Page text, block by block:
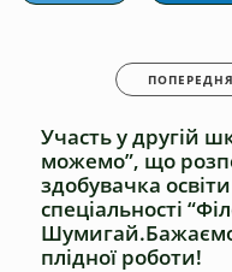
ПОПЕРЕДНЯ
Участь у другій
можемо”, що
здобувачка
спеціальності
плідної роботи!